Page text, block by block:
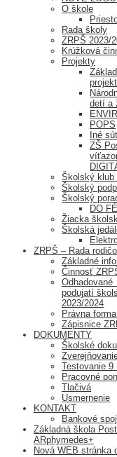
O škole
Rada školy
ZRPŠ 2023/
Krúžková
Projekty
detí a
POPS
Iné
ZŠ
Školský klub
Školský
Školský
DO
Žiacka
Školská
ZRPŠ – Rada
Základné
Činnosť
podujatí
2023/2024
Právna
Zápisnice
DOKUMENTY
Školské
Testovanie 9
Pracovné
Tlačivá
Usmernenie
KONTAKT
Bankové
Základná škola
ARphymedes+
Nová WEB stránka